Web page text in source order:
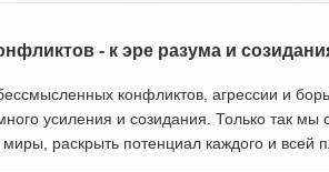
- к эре разума и
конфликтов, агрессии и
усиления и созидания. Только так
раскрыть потенциал каждого и всей